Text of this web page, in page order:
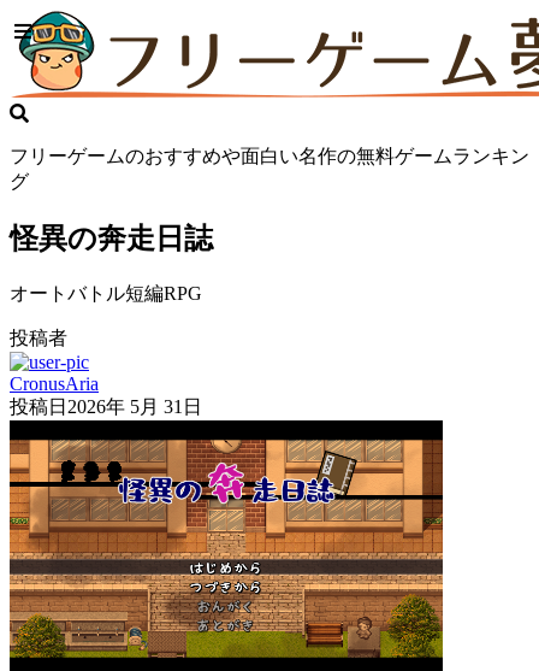
フリーゲームのおすすめや面白い名作の無料ゲームランキン
グ
怪異の奔走日誌
オートバトル短編RPG
投稿者
CronusAria
投稿日 2026年 5月 31日